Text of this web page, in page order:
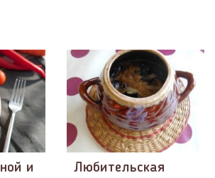
и
Любительская